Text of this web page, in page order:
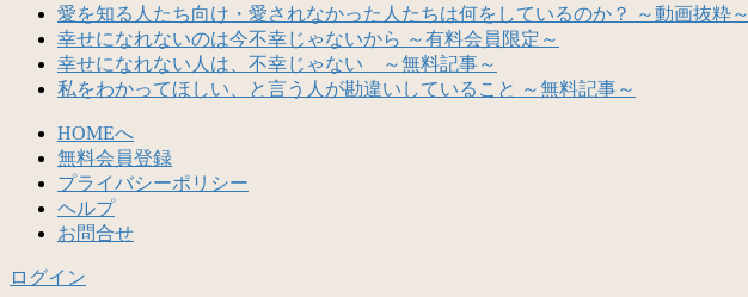
愛を知る人たち向け・愛されなかった人たちは何をしているのか？ ～動画抜粋～
幸せになれないのは今不幸じゃないから ～有料会員限定～
幸せになれない人は、不幸じゃない ～無料記事～
私をわかってほしい、と言う人が勘違いしていること ～無料記事～
HOMEへ
無料会員登録
プライバシーポリシー
ヘルプ
お問合せ
ログイン